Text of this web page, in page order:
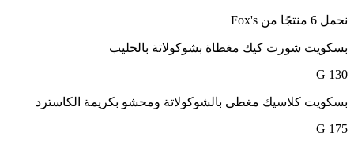
نحمل 6 منتجًا من Fox's
بسكویت شورت كیك مغطاة بشوكولاتة بالحلیب
130 G
بسكويت كلاسيك مغطى بالشوكولاتة ومحشو بكريمة الكاسترد
175 G